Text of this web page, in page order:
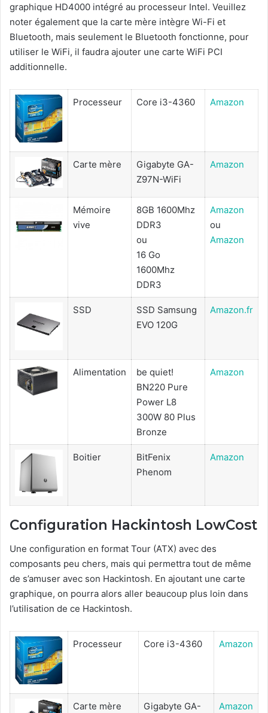
graphique HD4000 intégré au processeur Intel. Veuillez
noter également que la carte mère intègre Wi-Fi et
Bluetooth, mais seulement le Bluetooth fonctionne, pour
utiliser le WiFi, il faudra ajouter une carte WiFi PCI
additionnelle.
Processeur Core i3-4360 Amazon
Carte mère
Gigabyte GA-
Z97N-WiFi
Amazon
Mémoire
vive
8GB 1600Mhz
DDR3
ou
16 Go
1600Mhz
DDR3
Amazon
ou
Amazon
SSD
SSD Samsung
EVO 120G
Amazon.fr
Alimentation
be quiet!
BN220 Pure
Power L8
300W 80 Plus
Bronze
Amazon
Boitier
BitFenix
Phenom
Amazon
Configuration Hackintosh LowCost
Une configuration en format Tour (ATX) avec des
composants peu chers, mais qui permettra tout de même
de s’amuser avec son Hackintosh. En ajoutant une carte
graphique, on pourra alors aller beaucoup plus loin dans
l’utilisation de ce Hackintosh.
Processeur Core i3-4360 Amazon
Carte mère
Gigabyte GA-
Amazon